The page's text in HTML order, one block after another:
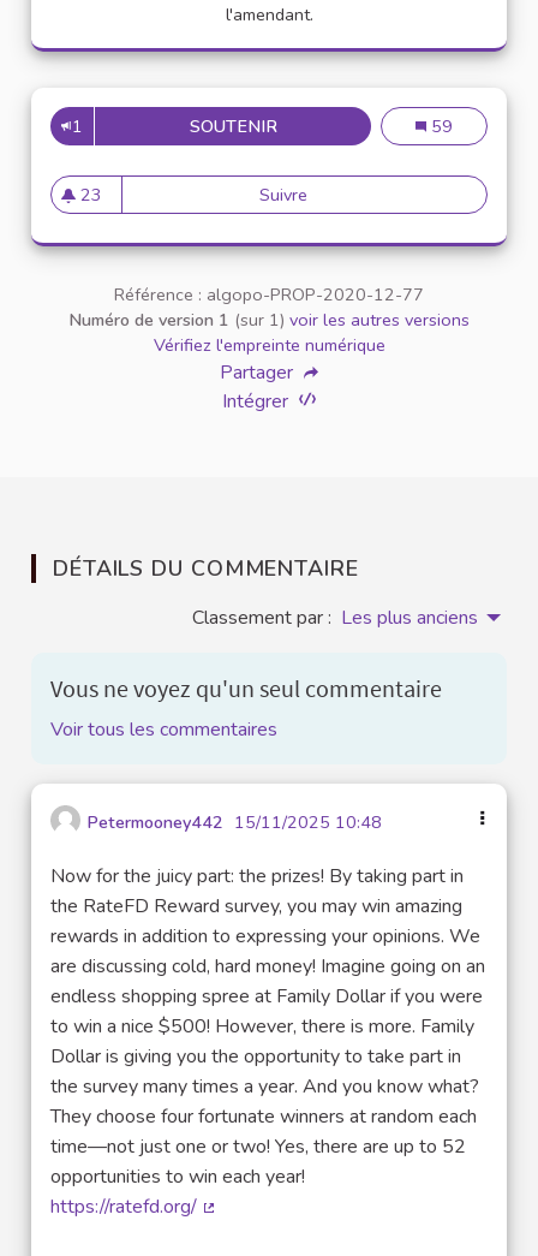
l'amendant.
1 SOUTENIRPARITÉ HOMMES FEMMES
Parité hommes
59
23
23 abonnés
Suivre Parité hommes femmes
Référence : algopo-PROP-2020-12-77
Numéro de version 1 (sur 1) voir les autres versions
Vérifiez l'empreinte numérique
Partager
Intégrer
DÉTAILS DU COMMENTAIRE
Classement par : Les plus anciens
Vous ne voyez qu'un seul commentaire
Voir tous les commentaires
Petermooney442 15/11/2025 10:48
Now for the juicy part: the prizes! By taking part in
the RateFD Reward survey, you may win amazing
rewards in addition to expressing your opinions. We
are discussing cold, hard money! Imagine going on an
endless shopping spree at Family Dollar if you were
to win a nice $500! However, there is more. Family
Dollar is giving you the opportunity to take part in
the survey many times a year. And you know what?
They choose four fortunate winners at random each
time—not just one or two! Yes, there are up to 52
opportunities to win each year!
https://ratefd.org/